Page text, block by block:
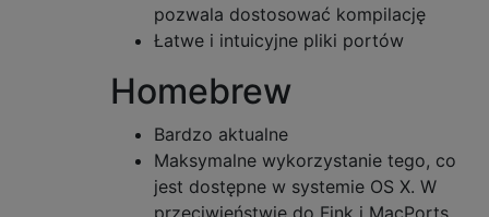
pozwala dostosować kompilację
Łatwe i intuicyjne pliki portów
Homebrew
Bardzo aktualne
Maksymalne wykorzystanie tego, co
jest dostępne w systemie OS X. W
przeciwieństwie do Fink i MacPorts,